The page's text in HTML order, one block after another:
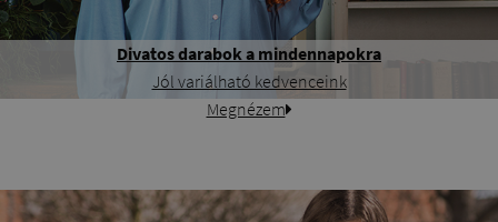
Divatos darabok a mindennapokra
Jól variálható kedvenceink
Megnézem